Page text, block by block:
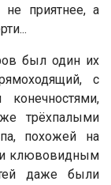
не приятнее, а
был один их
с
трёхпалыми
похожей на
и клювовидным
даже были